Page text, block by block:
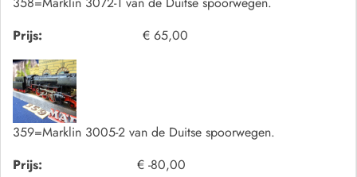
Prijs:
€ 65,00
359=Marklin 3005-2 van de Duitse spoorwegen.
Prijs:
€ -80,00